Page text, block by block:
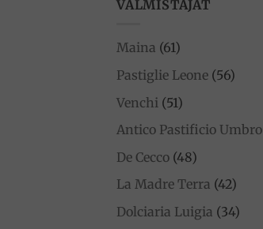
VALMISTAJAT
Maina (61)
Pastiglie Leone (56)
Venchi (51)
Antico Pastificio Umbro
De Cecco (48)
La Madre Terra (42)
Dolciaria Luigia (34)